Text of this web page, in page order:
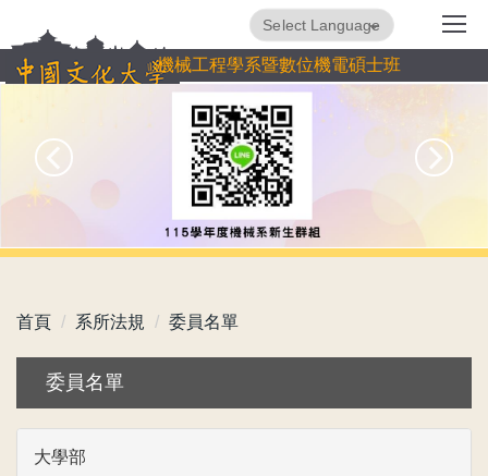
到
主
機械工程學系暨數位機電碩士班
Translate
首頁 系所法規 委員名單
委員名單
大學部